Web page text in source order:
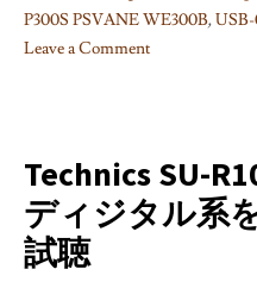
P300S PSVANE WE300B,
Leave a Comment
R1000
試
聴
記
#02:
Technics SU-
ディジタル系
試聴